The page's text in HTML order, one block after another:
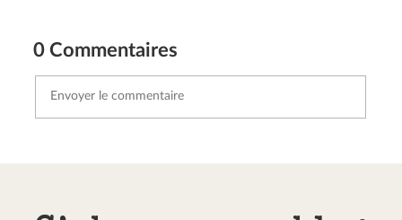
0 Commentaires